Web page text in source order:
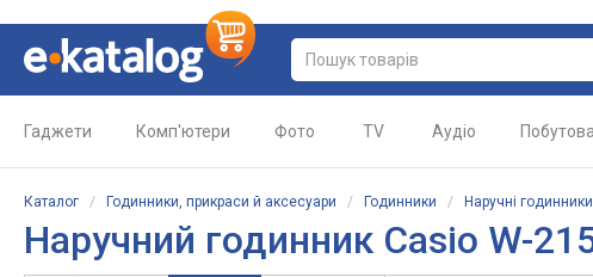
Гаджети Комп'ютери Фото TV Аудіо
Каталог / Годинники, прикраси й аксесуари / Годинники / Наручні годинники
Наручний годинник Casio W-